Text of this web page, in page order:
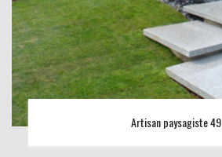
Artisan paysagiste 49